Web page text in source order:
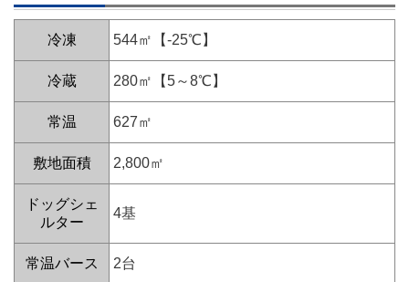
冷凍 544㎡【-25℃】
冷蔵 280㎡【5～8℃】
常温 627㎡
敷地面積 2,800㎡
ドッグシェ
ルター
4基
常温バース 2台